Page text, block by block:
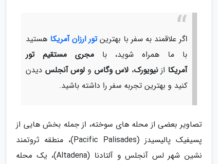
اگر علاقمند به سفر با بهترینتور ارزان آمریکا هستید
با ما همراه شوید، بامجری مستقیم تور
آمریکا ازنیویورک، لاس وگاس و لوس آنجلس دیدن
کنید و بهترین تجربه سفر را داشته باشید.
تصاویر بعضی از محله های سوخته، از جمله بخش هایی از
پسیفیک پالیسیدز (Pacific Palisades)، منطقه ثروتمند
نشین شهر لس آنجلس و آلتادنا (Altadena)، یک محله